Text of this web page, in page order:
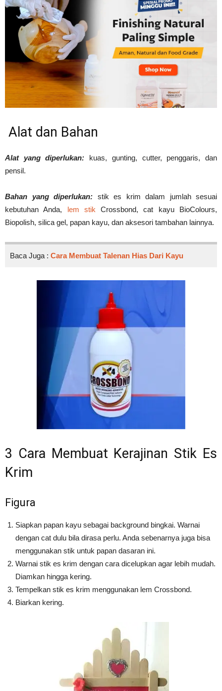
Alat dan Bahan
Alat yang diperlukan:
kuas, gunting, cutter, penggaris, dan
pensil.
Bahan yang diperlukan: stik es krim dalam jumlah sesuai
kebutuhan Anda,
lem stikCrossbond, cat kayu BioColours,
Biopolish, silica gel, papan kayu, dan aksesori tambahan lainnya.
Baca Juga : Cara Membuat Talenan Hias Dari Kayu
3 Cara Membuat Kerajinan Stik Es
Krim
Figura
Siapkan papan kayu sebagai background bingkai. Warnai
dengan cat dulu bila dirasa perlu. Anda sebenarnya juga bisa
menggunakan stik untuk papan dasaran ini.
Warnai stik es krim dengan cara dicelupkan agar lebih mudah.
Diamkan hingga kering.
Tempelkan stik es krim menggunakan lem Crossbond.
Biarkan kering.